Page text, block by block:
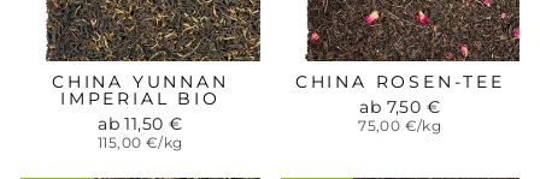
CHINA YUNNAN
IMPERIAL BIO
ab 11,50 €
115,00 €/kg
CHINA ROSEN-TEE
ab 7,50 €
75,00 €/kg